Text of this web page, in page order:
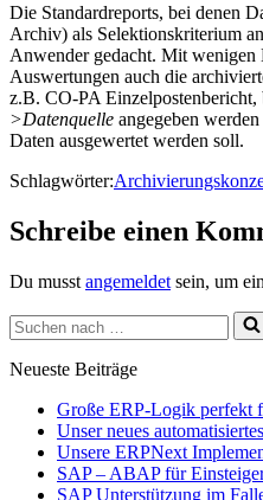
Die Standardreports, bei denen
Archiv) als Selektionskriterium
Anwender gedacht. Mit wenigen
Auswertungen auch die
z.B. CO-PA Einzelpostenbericht,
>Datenquelle angegeben
Daten ausgewertet werden soll.
Schlagwörter:
Schreibe einen
Du musst angemeldet sein, um
Suchen
nach …
Neueste Beiträge
Große ERP-Logik perfekt
Unser neues
Unsere ERPNext
SAP – ABAP für
SAP Unterstützung im